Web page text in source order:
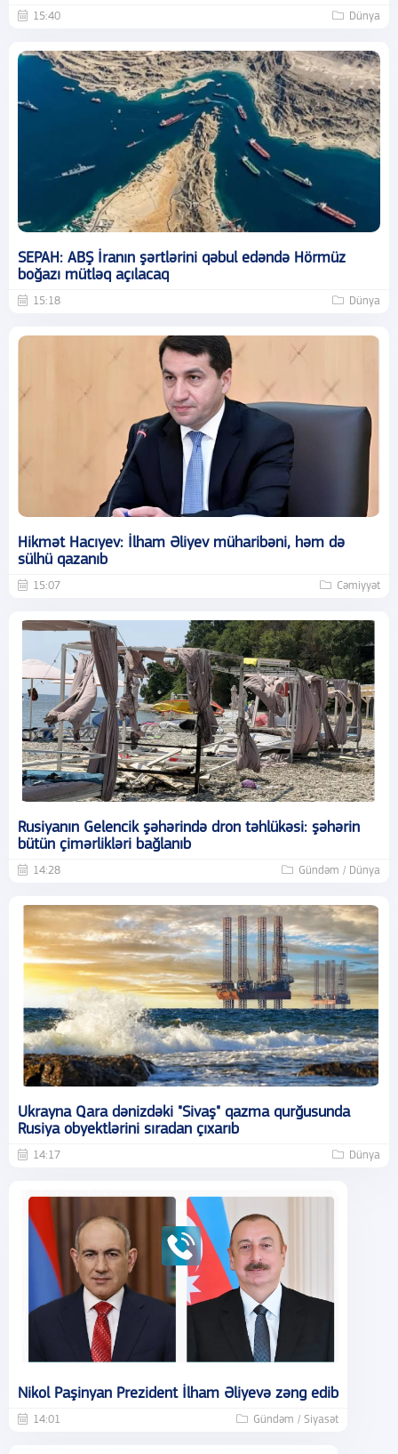
15:40 Dünya
SEPAH: ABŞ İranın şərtlərini qəbul edəndə Hörmüz
boğazı mütləq açılacaq
15:18 Dünya
Hikmət Hacıyev: İlham Əliyev müharibəni, həm də
sülhü qazanıb
15:07 Cəmiyyət
Rusiyanın Gelencik şəhərində dron təhlükəsi: şəhərin
bütün çimərlikləri bağlanıb
14:28 Gündəm / Dünya
Ukrayna Qara dənizdəki "Sivaş" qazma qurğusunda
Rusiya obyektlərini sıradan çıxarıb
14:17 Dünya
Nikol Paşinyan Prezident İlham Əliyevə zəng edib
14:01 Gündəm / Siyasət